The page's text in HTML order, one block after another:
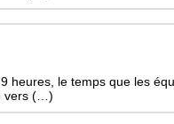
heures, le temps que les
vers (…)